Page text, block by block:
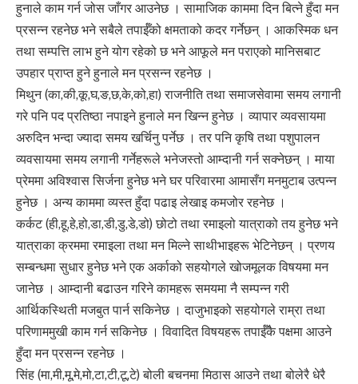
हुनाले काम गर्न जोस जाँगर आउनेछ । सामाजिक काममा दिन बित्ने हुँदा मन
प्रसन्न रहनेछ भने सबैले तपाईँको क्षमताको कदर गर्नेछन् । आकस्मिक धन
तथा सम्पत्ति लाभ हुने योग रहेको छ भने आफूले मन पराएको मानिसबाट
उपहार प्राप्त हुने हुनाले मन प्रसन्न रहनेछ ।
मिथुन (का,की,कू,घ,ङ,छ,के,को,हा) राजनीति तथा समाजसेवामा समय लगानी
गरे पनि पद प्रतिष्ठा नपाइने हुनाले मन खिन्न हुनेछ । व्यापार व्यवसायमा
अरुदिन भन्दा ज्यादा समय खर्चिनु पर्नेछ । तर पनि कृषि तथा पशुपालन
व्यवसायमा समय लगानी गर्नेहरूले भनेजस्तो आम्दानी गर्न सक्नेछन् । माया
प्रेममा अविश्वास सिर्जना हुनेछ भने घर परिवारमा आमासँग मनमुटाब उत्पन्न
हुनेछ । अन्य काममा व्यस्त हुँदा पढाइ लेखाइ कमजोर रहनेछ ।
कर्कट (ही,हू,हे,हो,डा,डी,डु,डे,डो) छोटो तथा रमाइलो यात्राको तय हुनेछ भने
यात्राका क्रममा रमाइला तथा मन मिल्ने साथीभाइहरू भेटिनेछन् । प्रणय
सम्बन्धमा सुधार हुनेछ भने एक अर्काको सहयोगले खोजमूलक विषयमा मन
जानेछ । आम्दानी बढाउन गरिने कामहरू समयमा नै सम्पन्न गरी
आर्थिकस्थिती मजबुत पार्न सकिनेछ । दाजुभाइको सहयोगले राम्रा तथा
परिणाममुखी काम गर्न सकिनेछ । विवादित विषयहरू तपाईँकै पक्षमा आउने
हुँदा मन प्रसन्न रहनेछ ।
सिंह (मा,मी,मू,मे,मो,टा,टी,टू,टे) बोली बचनमा मिठास आउने तथा बोलेरै धेरै